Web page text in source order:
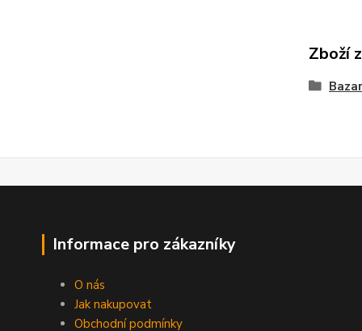
Zboží
Informace pro zákazníky
O nás
Jak nakupovat
Obchodní podmínky